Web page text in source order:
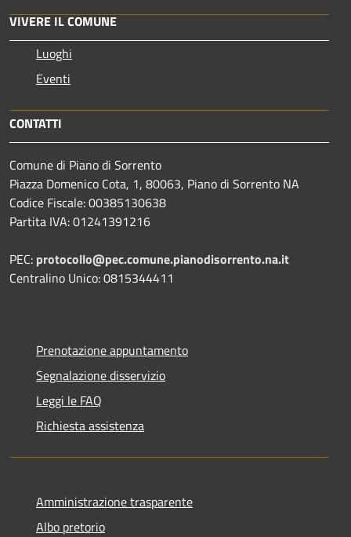
VIVERE IL COMUNE
Luoghi
Eventi
CONTATTI
Comune di Piano di Sorrento
Piazza Domenico Cota, 1, 80063, Piano di Sorrento NA
Codice Fiscale: 00385130638
Partita IVA: 01241391216
PEC: protocollo@pec.comune.pianodisorrento.na.it
Centralino Unico: 0815344411
Prenotazione appuntamento
Segnalazione disservizio
Leggi le FAQ
Richiesta assistenza
Amministrazione trasparente
Albo pretorio